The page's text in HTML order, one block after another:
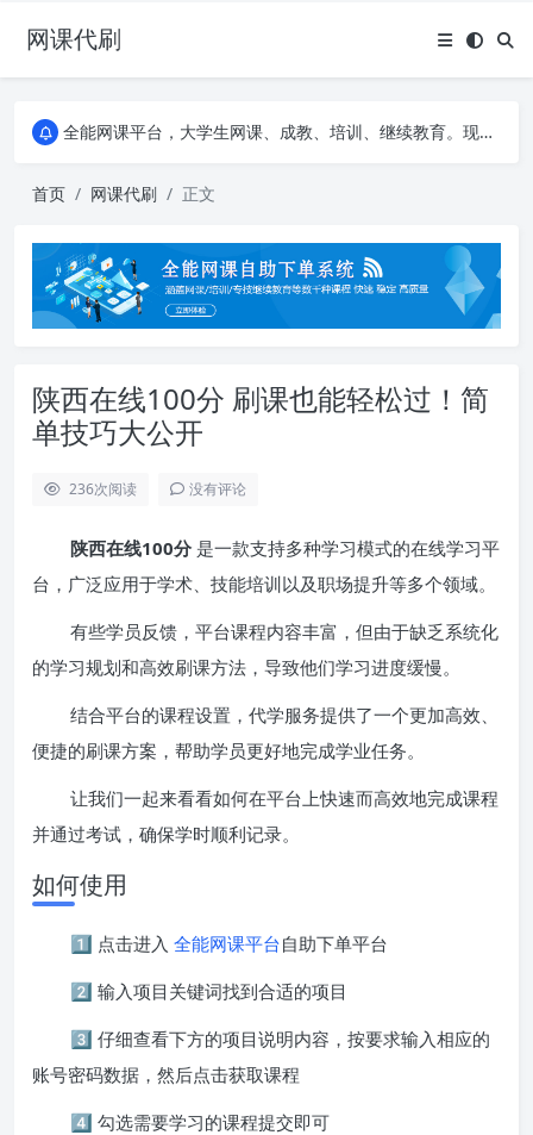
网课代刷
AI论文写作平台，根据真实文献内容生成论文
全能网课平台，大学生网课、成教、培训、继续教育。现已接入代刷代考项目3000+
全能网课平台，大学生网课、成教、培训、继续教育。现已接入代刷代考项目3000+
首页 网课代刷 正文
陕西在线100分 刷课也能轻松过！简
单技巧大公开
236次阅读 没有评论
陕西在线100分 是一款支持多种学习模式的在线学习平
台，广泛应用于学术、技能培训以及职场提升等多个领域。
有些学员反馈，平台课程内容丰富，但由于缺乏系统化
的学习规划和高效刷课方法，导致他们学习进度缓慢。
结合平台的课程设置，代学服务提供了一个更加高效、
便捷的刷课方案，帮助学员更好地完成学业任务。
让我们一起来看看如何在平台上快速而高效地完成课程
并通过考试，确保学时顺利记录。
如何使用
1️⃣ 点击进入 全能网课平台自助下单平台
2️⃣ 输入项目关键词找到合适的项目
3️⃣ 仔细查看下方的项目说明内容，按要求输入相应的
账号密码数据，然后点击获取课程
4️⃣ 勾选需要学习的课程提交即可